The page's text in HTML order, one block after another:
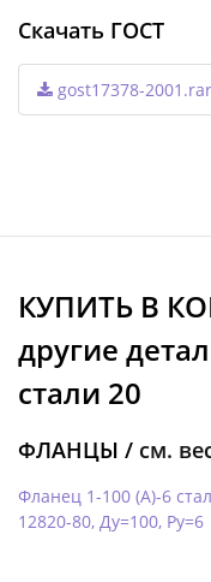
Скачать ГОСТ
gost17378-2001.rar
КУПИТЬ В
другие
стали 20
ФЛАНЦЫ / см.
Фланец 1-100 (А)-6
12820-80, Ду=100, Ру=6